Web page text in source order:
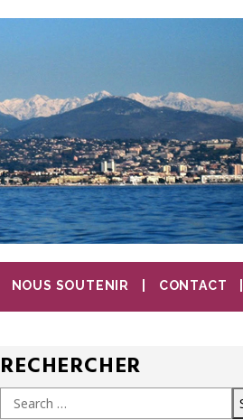
NOUS SOUTENIR CONTACT
RECHERCHER
Search
for:
Search